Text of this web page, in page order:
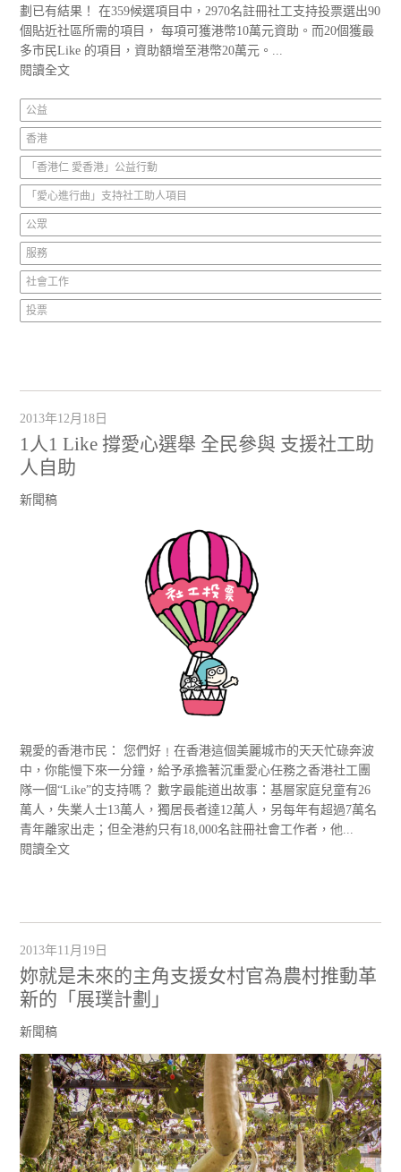
劃已有結果！ 在359候選項目中，2970名註冊社工支持投票選出90
個貼近社區所需的項目， 每項可獲港幣10萬元資助。而20個獲最
多市民Like 的項目，資助額增至港幣20萬元。...
閱讀全文
公益
香港
「香港仁 愛香港」公益行動
「愛心進行曲」支持社工助人項目
公眾
服務
社會工作
投票
2013年12月18日
1人1 Like 撐愛心選舉 全民參與 支援社工助
人自助
新聞稿
親愛的香港市民： 您們好﹗在香港這個美麗城市的天天忙碌奔波
中，你能慢下來一分鐘，給予承擔著沉重愛心任務之香港社工團
隊一個“Like”的支持嗎？ 數字最能道出故事：基層家庭兒童有26
萬人，失業人士13萬人，獨居長者達12萬人，另每年有超過7萬名
青年離家出走；但全港約只有18,000名註冊社會工作者，他...
閱讀全文
2013年11月19日
妳就是未來的主角支援女村官為農村推動革
新的「展璞計劃」
新聞稿